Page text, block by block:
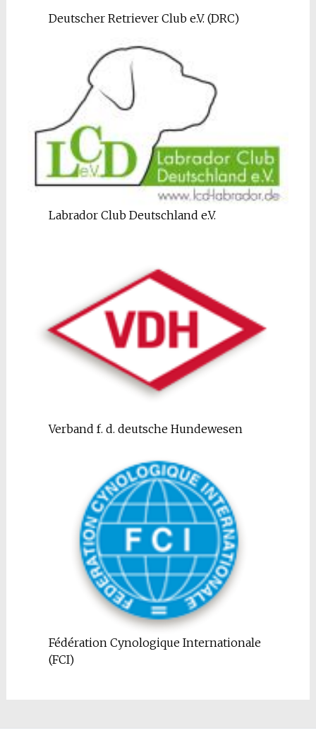
Deutscher Retriever Club e.V. (DRC)
Labrador Club Deutschland e.V.
Verband f. d. deutsche Hundewesen
Fédération Cynologique Internationale
(FCI)